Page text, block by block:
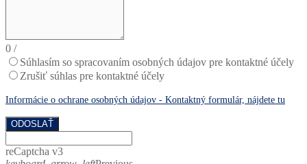
0 /
Súhlasím so spracovaním osobných údajov pre kontaktné účely
Zrušiť súhlas pre kontaktné účely
Informácie o ochrane osobných údajov - Kontaktný formulár, nájdete tu
ODOSLAŤ
reCaptcha v3